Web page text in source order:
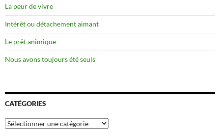
La peur de vivre
Intérêt ou détachement aimant
Le prêt animique
Nous avons toujours été seuls
CATÉGORIES
Catégories